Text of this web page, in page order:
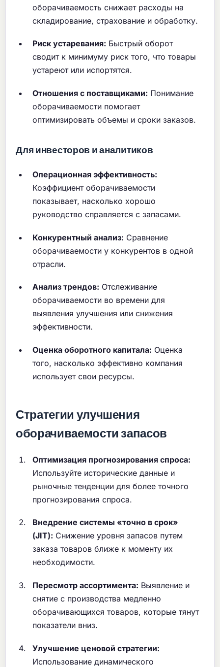
оборачиваемость снижает расходы на
складирование, страхование и обработку.
Риск устаревания: Быстрый оборот
сводит к минимуму риск того, что товары
устареют или испортятся.
Отношения с поставщиками: Понимание
оборачиваемости помогает
оптимизировать объемы и сроки заказов.
Для инвесторов и аналитиков
Операционная эффективность:
Коэффициент оборачиваемости
показывает, насколько хорошо
руководство справляется с запасами.
Конкурентный анализ: Сравнение
оборачиваемости у конкурентов в одной
отрасли.
Анализ трендов: Отслеживание
оборачиваемости во времени для
выявления улучшения или снижения
эффективности.
Оценка оборотного капитала: Оценка
того, насколько эффективно компания
использует свои ресурсы.
Стратегии улучшения
оборачиваемости запасов
Оптимизация прогнозирования спроса:
Используйте исторические данные и
рыночные тенденции для более точного
прогнозирования спроса.
Внедрение системы «точно в срок»
(JIT): Снижение уровня запасов путем
заказа товаров ближе к моменту их
необходимости.
Пересмотр ассортимента: Выявление и
снятие с производства медленно
оборачивающихся товаров, которые тянут
показатели вниз.
Улучшение ценовой стратегии:
Использование динамического